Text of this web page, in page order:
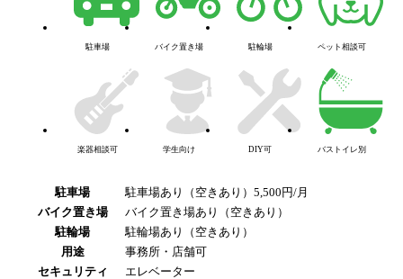
駐車場 バイク置き場 駐輪場 ペット相談可
楽器相談可 学生向け DIY可 バストイレ別
駐車場
駐車場あり（空きあり）5,500円/月
バイク置き場
バイク置き場あり（空きあり）
駐輪場
駐輪場あり（空きあり）
用途
事務所・店舗可
セキュリティ
エレベーター